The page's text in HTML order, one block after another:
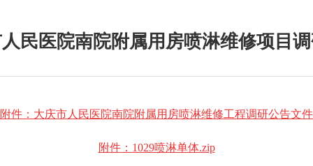
民医院南院附属用房喷淋维修项目
附件： 大庆市人民医院南院附属用房喷淋维修工程调研公告文件
附件： 1029喷淋单体.zip